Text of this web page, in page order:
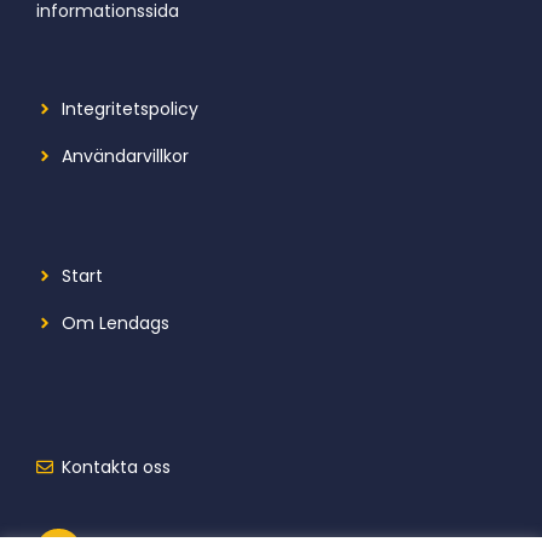
informationssida
Integritetspolicy
Användarvillkor
Start
Om Lendags
Kontakta oss